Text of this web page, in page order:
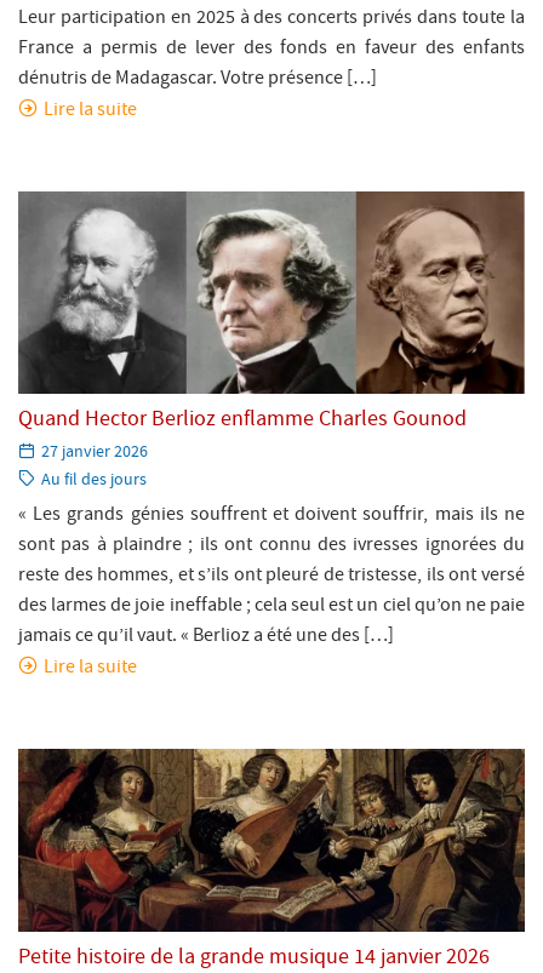
Leur participation en 2025 à des concerts privés dans toute la
France a permis de lever des fonds en faveur des enfants
dénutris de Madagascar. Votre présence […]
Lire la suite
Quand Hector Berlioz enflamme Charles Gounod
Paru
le:
27 janvier 2026
Catégorie:
Au fil des jours
« Les grands génies souffrent et doivent souffrir, mais ils ne
sont pas à plaindre ; ils ont connu des ivresses ignorées du
reste des hommes, et s’ils ont pleuré de tristesse, ils ont versé
des larmes de joie ineffable ; cela seul est un ciel qu’on ne paie
jamais ce qu’il vaut. « Berlioz a été une des […]
Lire la suite
Petite histoire de la grande musique 14 janvier 2026